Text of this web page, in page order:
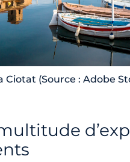
Ciotat (Source : Adobe